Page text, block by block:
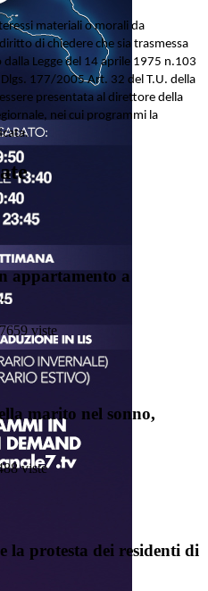
materiali o morali da
di chiedere che sia trasmessa
Legge del 14 aprile 1975 n.103
177/2005 Art. 32 del T.U. della
presentata al direttore della
nei cui programmi la
appartamento a
viste
marito nel sonno,
viste
la protesta dei residenti di